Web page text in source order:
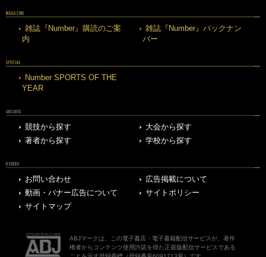
MAGAZINE
雑誌『Number』購読のご案
内
雑誌『Number』バックナン
バー
SPECIAL
Number SPORTS OF THE
YEAR
ARCHIVE
競技から探す
大会から探す
著者から探す
学校から探す
OTHERS
お問い合わせ
広告掲載について
動画・バナー広告について
サイトポリシー
サイトマップ
ABJマークは、この電子書店・電子書籍配信サービスが、著作
権者からコンテンツ使用許諾を得た正規版配信サービスである